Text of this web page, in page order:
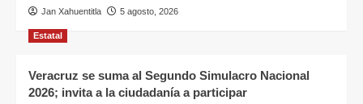
Jan Xahuentitla 5 agosto, 2026
Estatal
Veracruz se suma al Segundo Simulacro Nacional
2026; invita a la ciudadanía a participar